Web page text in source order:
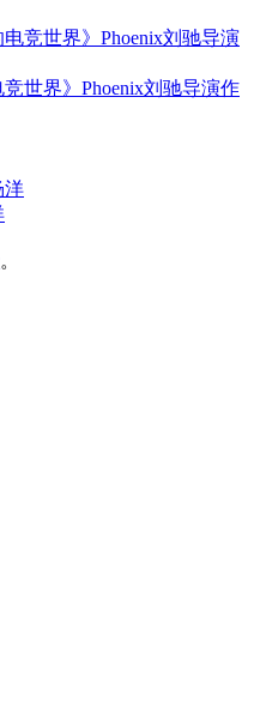
世界》Phoenix刘驰导演作
。